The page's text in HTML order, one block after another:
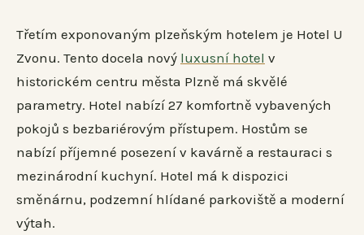
Třetím exponovaným plzeňským hotelem je Hotel U
Zvonu. Tento docela nový luxusní hotel v
historickém centru města Plzně má skvělé
parametry. Hotel nabízí 27 komfortně vybavených
pokojů s bezbariérovým přístupem. Hostům se
nabízí příjemné posezení v kavárně a restauraci s
mezinárodní kuchyní. Hotel má k dispozici
směnárnu, podzemní hlídané parkoviště a moderní
výtah.